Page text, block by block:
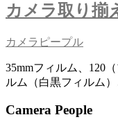
カメラ取り揃
カメラピープル
35mmフィルム、120
ルム（白黒フィルム
Camera People